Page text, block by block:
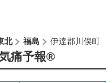
北 福島 伊達郡川俣町
痛予報®︎